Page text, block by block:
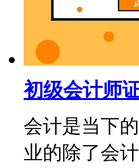
初级会计师
会计是当下
业的除了会